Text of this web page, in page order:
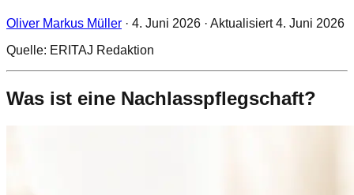
Oliver Markus Müller · 4. Juni 2026 · Aktualisiert4. Juni 2026
Quelle: ERITAJ Redaktion
Was ist eine Nachlasspflegschaft?